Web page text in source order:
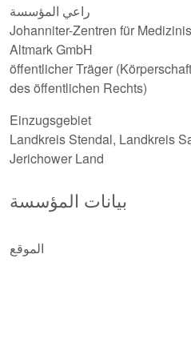
راعي المؤسسة
Johanniter-Zentren für
Altmark GmbH
öffentlicher Träger
des öffentlichen Rechts)
Einzugsgebiet
Landkreis Stendal, Landkreis
Jerichower Land
بيانات المؤسسة
الموقع